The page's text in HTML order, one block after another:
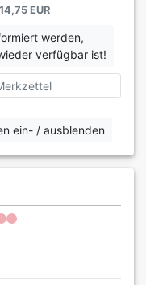
14,75 EUR
werden,
verfügbar ist!
ein- / ausblenden